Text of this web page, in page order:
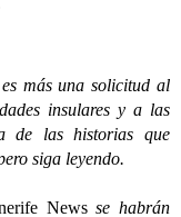
una solicitud al
insulares y a las
de las historias que
siga leyendo.
Newsse habrán